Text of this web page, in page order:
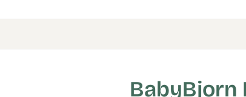
BabyBjorn